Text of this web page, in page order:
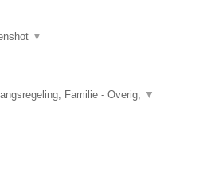
▼
Familie - Overig, ▼